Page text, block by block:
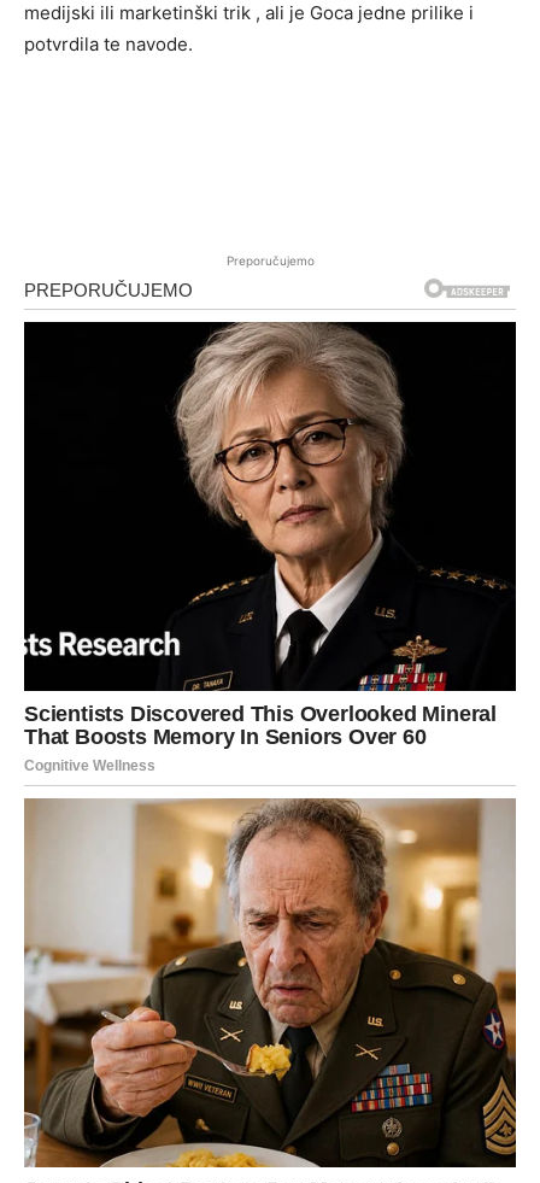
medijski ili marketinški trik , ali je Goca jedne prilike i
potvrdila te navode.
Preporučujemo